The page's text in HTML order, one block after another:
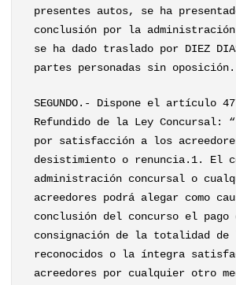
presentes autos, se ha
conclusión por la
se ha dado traslado por DIEZ
partes personadas sin oposición.
SEGUNDO.- Dispone el artículo
Refundido de la Ley Concursal:
por satisfacción a los
desistimiento o renuncia.1. El
administración concursal o
acreedores podrá alegar como
conclusión del concurso el
consignación de la totalidad
reconocidos o la íntegra
acreedores por cualquier otro